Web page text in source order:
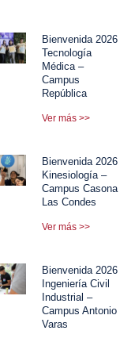
Bienvenida 2026
Tecnología
Médica –
Campus
República
Ver más >>
Bienvenida 2026
Kinesiología –
Campus Casona
Las Condes
Ver más >>
Bienvenida 2026
Ingeniería Civil
Industrial –
Campus Antonio
Varas